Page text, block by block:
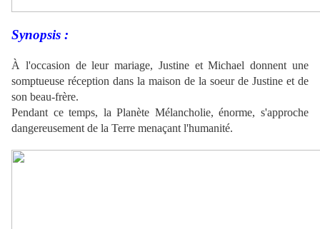
Synopsis :
À l'occasion de leur mariage, Justine et Michael donnent une
somptueuse réception dans la maison de la soeur de Justine et de
son beau-frère.
Pendant ce temps, la Planète Mélancholie, énorme, s'approche
dangereusement de la Terre menaçant l'humanité.